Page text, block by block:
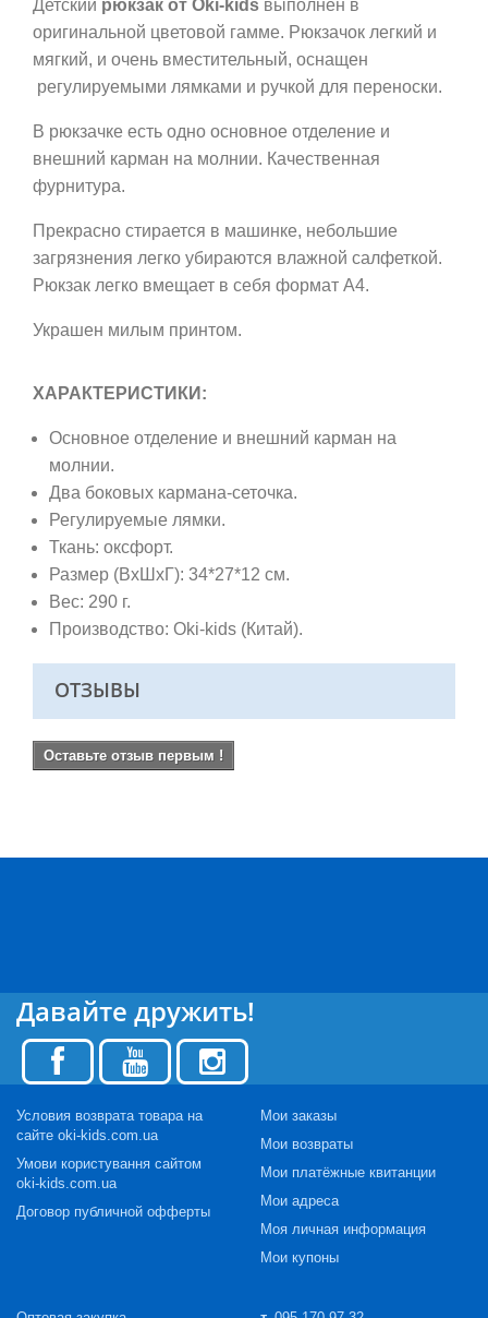
Детский рюкзак от Oki-kids выполнен в
оригинальной цветовой гамме. Рюкзачок легкий и
мягкий, и очень вместительный, оснащен
регулируемыми лямками и ручкой для переноски.
В рюкзачке есть одно основное отделение и
внешний карман на молнии. Качественная
фурнитура.
Прекрасно стирается в машинке, небольшие
загрязнения легко убираются влажной салфеткой.
Рюкзак легко вмещает в себя формат А4.
Украшен милым принтом.
ХАРАКТЕРИСТИКИ:
Основное отделение и внешний карман на
молнии.
Два боковых кармана-сеточка.
Регулируемые лямки.
Ткань: оксфорт.
Размер (ВхШхГ): 34*27*12 см.
Вес: 290 г.
Производство: Oki-kids (Китай).
ОТЗЫВЫ
Оставьте отзыв первым !
Давайте дружить!
Условия возврата товара на
сайте oki-kids.com.ua
Умови користування сайтом
oki-kids.com.ua
Договор публичной офферты
Мои заказы
Мои возвраты
Мои платёжные квитанции
Мои адреса
Моя личная информация
Мои купоны